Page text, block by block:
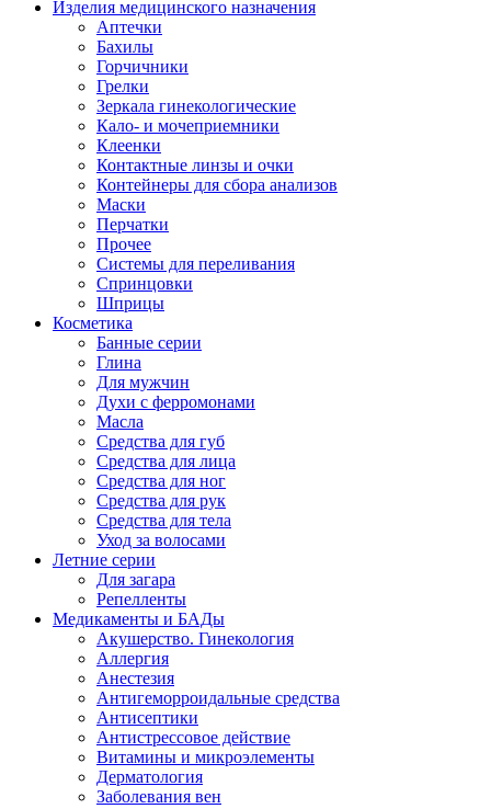
Изделия медицинского назначения
Аптечки
Бахилы
Горчичники
Грелки
Зеркала гинекологические
Кало- и мочеприемники
Клеенки
Контактные линзы и очки
Контейнеры для сбора анализов
Маски
Перчатки
Прочее
Системы для переливания
Спринцовки
Шприцы
Косметика
Банные серии
Глина
Для мужчин
Духи с ферромонами
Масла
Средства для губ
Средства для лица
Средства для ног
Средства для рук
Средства для тела
Уход за волосами
Летние серии
Для загара
Репелленты
Медикаменты и БАДы
Акушерство. Гинекология
Аллергия
Анестезия
Антигеморроидальные средства
Антисептики
Антистрессовое действие
Витамины и микроэлементы
Дерматология
Заболевания вен